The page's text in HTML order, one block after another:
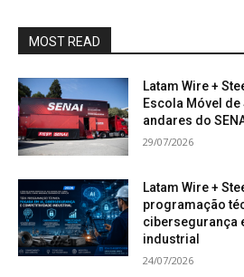
MOST READ
Latam Wire +
Escola Móvel
andares do
29/07/2026
Latam Wire +
programação
cibersegurança
industrial
24/07/2026